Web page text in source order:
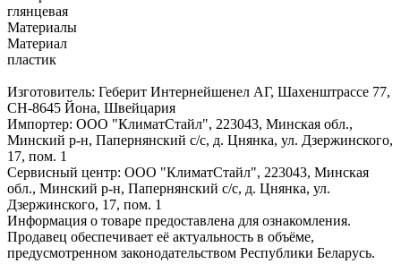
глянцевая
Материалы
Материал
пластик
Изготовитель: Геберит Интернейшенел АГ, Шахенштрассе 77,
CH-8645 Йона, Швейцария
Импортер: ООО "КлиматСтайл", 223043, Минская обл.,
Минский р-н, Папернянский с/с, д. Цнянка, ул. Дзержинского,
17, пом. 1
Сервисный центр: ООО "КлиматСтайл", 223043, Минская
обл., Минский р-н, Папернянский с/с, д. Цнянка, ул.
Дзержинского, 17, пом. 1
Информация о товаре предоставлена для ознакомления.
Продавец обеспечивает её актуальность в объёме,
предусмотренном законодательством Республики Беларусь.